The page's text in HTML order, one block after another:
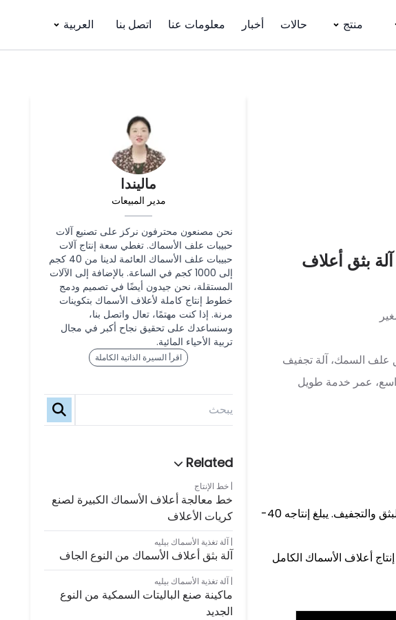
منتج حالات أخبار معلومات عنا اتصل بنا العربية
بثق أعلاف
واسع، عمر خدمة طويل
هذا إنتاج علف السمك بأشكال وعوائد مختلفة عن طريق الطحن، الخلط، البثق والتجفيف. يبلغ إنتاجه 40-
أعلاف الأسماك الكامل
ماليندا
مدير المبيعات
نحن مصنعون محترفون نركز على تصنيع آلات
حبيبات علف الأسماك. تغطي سعة إنتاج آلات
حبيبات علف الأسماك العائمة لدينا من 40 كجم
إلى 1000 كجم في الساعة. بالإضافة إلى الآلات
المستقلة، نحن جيدون أيضًا في تصميم ودمج
خطوط إنتاج كاملة لأعلاف الأسماك بتكوينات
مرنة. إذا كنت مهتمًا، تعال واتصل بنا،
وسنساعدك على تحقيق نجاح أكبر في مجال
تربية الأحياء المائية.
اقرأ السيرة الذاتية الكاملة
خط الإنتاج
خط معالجة أعلاف الأسماك الكبيرة لصنع
كريات الأعلاف
آلة تغذية الأسماك بيليه
آلة بثق أعلاف الأسماك من النوع الجاف
آلة تغذية الأسماك بيليه
ماكينة صنع الباليتات السمكية من النوع
الجديد